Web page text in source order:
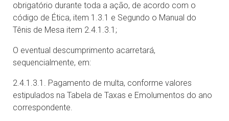
obrigatório durante toda a ação, de acordo com o
código de Ética, item 1.3.1 e Segundo o Manual do
Tênis de Mesa item 2.4.1.3.1;
O eventual descumprimento acarretará,
sequencialmente, em:
2.4.1.3.1. Pagamento de multa, conforme valores
estipulados na Tabela de Taxas e Emolumentos do ano
correspondente.